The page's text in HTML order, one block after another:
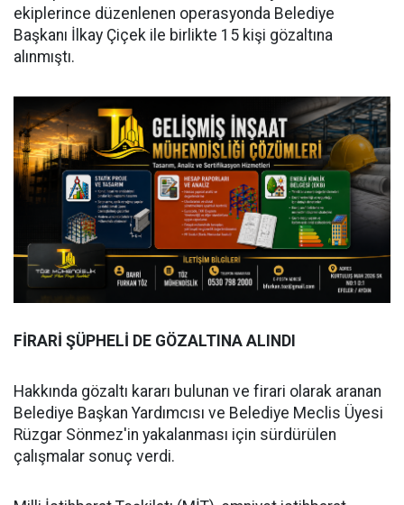
ekiplerince düzenlenen operasyonda Belediye
Başkanı İlkay Çiçek ile birlikte 15 kişi gözaltına
alınmıştı.
FİRARİ ŞÜPHELİ DE GÖZALTINA ALINDI
Hakkında gözaltı kararı bulunan ve firari olarak aranan
Belediye Başkan Yardımcısı ve Belediye Meclis Üyesi
Rüzgar Sönmez'in yakalanması için sürdürülen
çalışmalar sonuç verdi.